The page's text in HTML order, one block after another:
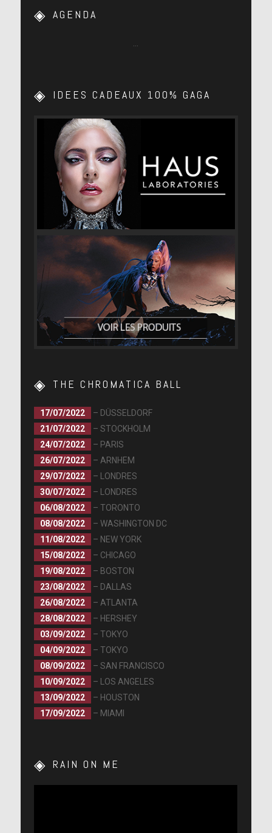
AGENDA
IDEES CADEAUX 100% GAGA
THE CHROMATICA BALL
17/07/2022
– DÜSSELDORF
21/07/2022
– STOCKHOLM
24/07/2022
– PARIS
26/07/2022
– ARNHEM
29/07/2022
– LONDRES
30/07/2022
– LONDRES
06/08/2022
– TORONTO
08/08/2022
– WASHINGTON DC
11/08/2022
– NEW YORK
15/08/2022
– CHICAGO
19/08/2022
– BOSTON
23/08/2022
– DALLAS
26/08/2022
– ATLANTA
28/08/2022
– HERSHEY
03/09/2022
– TOKYO
04/09/2022
– TOKYO
08/09/2022
– SAN FRANCISCO
10/09/2022
– LOS ANGELES
13/09/2022
– HOUSTON
17/09/2022
– MIAMI
RAIN ON ME